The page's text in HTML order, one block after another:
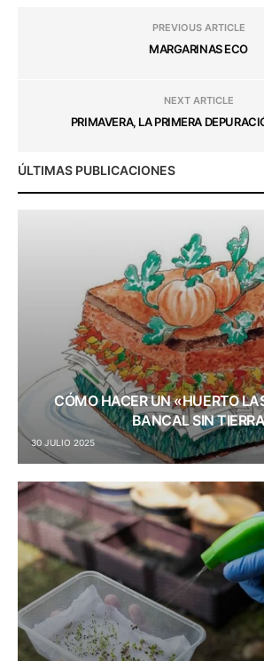
PREVIOUS ARTICLE
MARGARINAS ECO
NEXT ARTICLE
PRIMAVERA, LA PRIMERA
ÚLTIMAS PUBLICACIONES
CÓMO HACER UN «HUERTO
BANCAL SIN
30 JULIO 2025